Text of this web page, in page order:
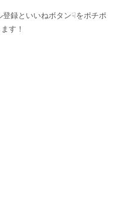
録といいねボタン☟をポチポ
す！